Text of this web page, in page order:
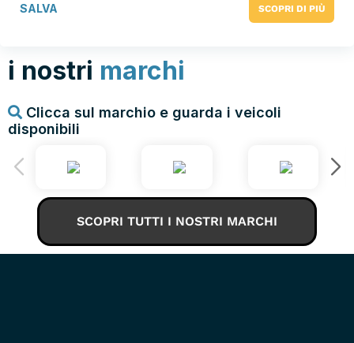
SALVA SCOPRI DI PIÙ
i nostri marchi
Clicca sul marchio e guarda i veicoli
disponibili
SCOPRI TUTTI I NOSTRI MARCHI